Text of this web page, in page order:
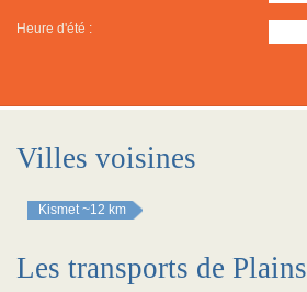
Heure d'été :
Villes voisines
Kismet ~12 km
Les transports de Plains